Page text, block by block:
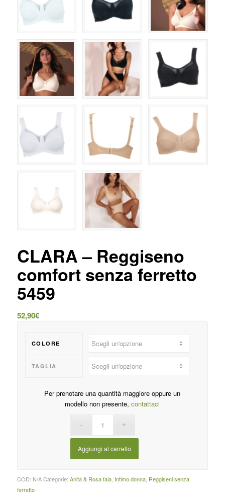
CLARA – Reggiseno
comfort senza ferretto
5459
52,90€
COLORE
TAGLIA
Per prenotare una quantità maggiore oppure un
modello non presente,contattaci
Aggiungi al carrello
COD: N/A Categorie: Anita & Rosa faia, Intimo donna, Reggiseni senza
ferretto